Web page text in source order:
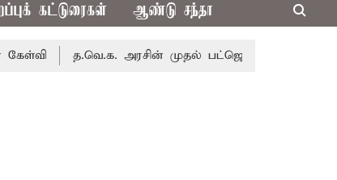
கட்டுரைகள் ஆண்டு சந்தா
த.வெ.க. அரசின் முதல் பட்ஜெட்: மாற்றமா?,